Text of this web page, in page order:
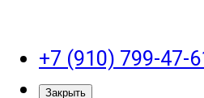
+7 (910) 799-47-
Закрыть